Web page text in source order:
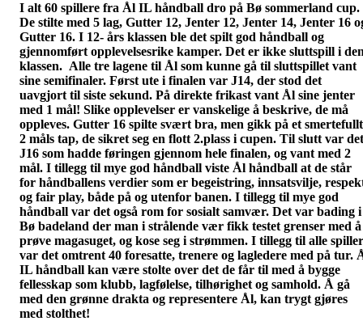
I alt 60 spillere fra Ål IL håndball dro på Bø sommerland cup.
De stilte med 5 lag, Gutter 12, Jenter 12, Jenter 14, Jenter 16
Gutter 16. I 12- års klassen ble det spilt god håndball og
gjennomført opplevelsesrike kamper. Det er ikke sluttspill i
klassen. Alle tre lagene til Ål som kunne gå til sluttspillet vant
sine semifinaler. Først ute i finalen var J14, der stod det
uavgjort til siste sekund. På direkte frikast vant Ål sine jenter
med 1 mål! Slike opplevelser er vanskelige å beskrive, de må
oppleves. Gutter 16 spilte svært bra, men gikk på et smertefullt
2 måls tap, de sikret seg en flott 2.plass i cupen. Til slutt var det
J16 som hadde føringen gjennom hele finalen, og vant med 2
mål. I tillegg til mye god håndball viste Ål håndball at de står
for håndballens verdier som er begeistring, innsatsvilje,
og fair play, både på og utenfor banen. I tillegg til mye god
håndball var det også rom for sosialt samvær. Det var bading i
Bø badeland der man i strålende vær fikk testet grenser med å
prøve magasuget, og kose seg i strømmen. I tillegg til alle
var det omtrent 40 foresatte, trenere og lagledere med på tur.
IL håndball kan være stolte over det de får til med å bygge
fellesskap som klubb, lagfølelse, tilhørighet og samhold. Å gå
med den grønne drakta og representere Ål, kan trygt gjøres
med stolthet!